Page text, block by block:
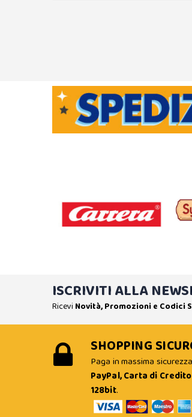
ISCRIVITI ALLA
Ricevi Novità, Promozioni e Codici
SHOPPING
Paga in massima
PayPal, Carta di Credito
128bit.